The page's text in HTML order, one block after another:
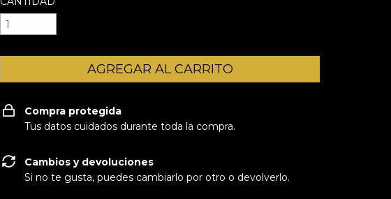
Compra protegida
Tus datos cuidados durante toda la compra.
Cambios y devoluciones
Si no te gusta, puedes cambiarlo por otro o devolverlo.